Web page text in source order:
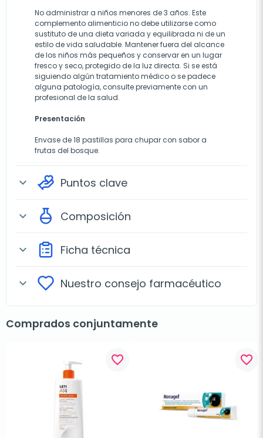
No administrar a niños menores de 3 años. Este
complemento alimenticio no debe utilizarse como
sustituto de una dieta variada y equilibrada ni de un
estilo de vida saludable. Mantener fuera del alcance
de los niños más pequeños y conservar en un lugar
fresco y seco, protegido de la luz directa. Si se está
siguiendo algún tratamiento médico o se padece
alguna patología, consulte previamente con un
profesional de la salud.
Presentación
Envase de 18 pastillas para chupar con sabor a
frutas del bosque.
expand_more Puntos clave
expand_more Composición
expand_more Ficha técnica
expand_more Nuestro consejo farmacéutico
Comprados conjuntamente
favorite_border favorite_border